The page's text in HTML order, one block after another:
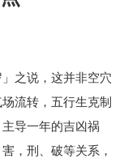
之说，这并非空穴
流转，五行生克制
导一年的吉凶祸
，刑、破等关系，